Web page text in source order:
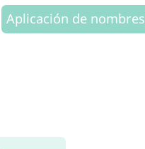
Aplicación de nombres